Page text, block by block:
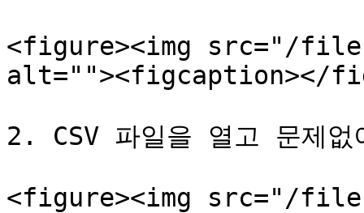
<figure><img src="/
alt=""><figcaption></
2. CSV 파일을 열고 문제없
<figure><img src="/files/